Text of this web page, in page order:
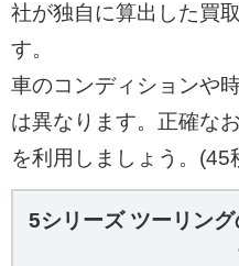
社が独自に算出した買
す。
車のコンディションや
は異なります。正確な
を利用しましょう。(45
5シリーズ ツーリン